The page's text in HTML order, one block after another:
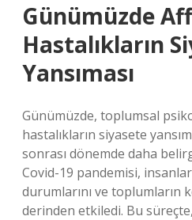
Günümüzde
Hastalıkların
Yansıması
Günümüzde, toplumsal
hastalıkların siyasete
sonrası dönemde daha
Covid-19 pandemisi,
durumlarını ve toplumların
derinden etkiledi. Bu